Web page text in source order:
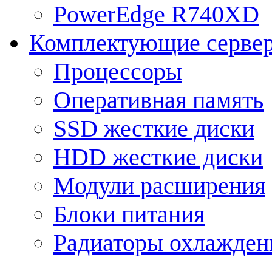
PowerEdge R740XD
Комплектующие
Процессоры
Оперативная память
SSD жесткие диски
HDD жесткие диски
Модули расширения
Блоки питания
Радиаторы